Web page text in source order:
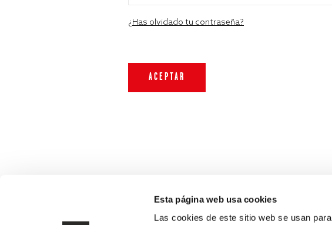
Esta página web usa cookies
Las cookies de este sitio web se usan
¿Has olvidado tu contraseña?